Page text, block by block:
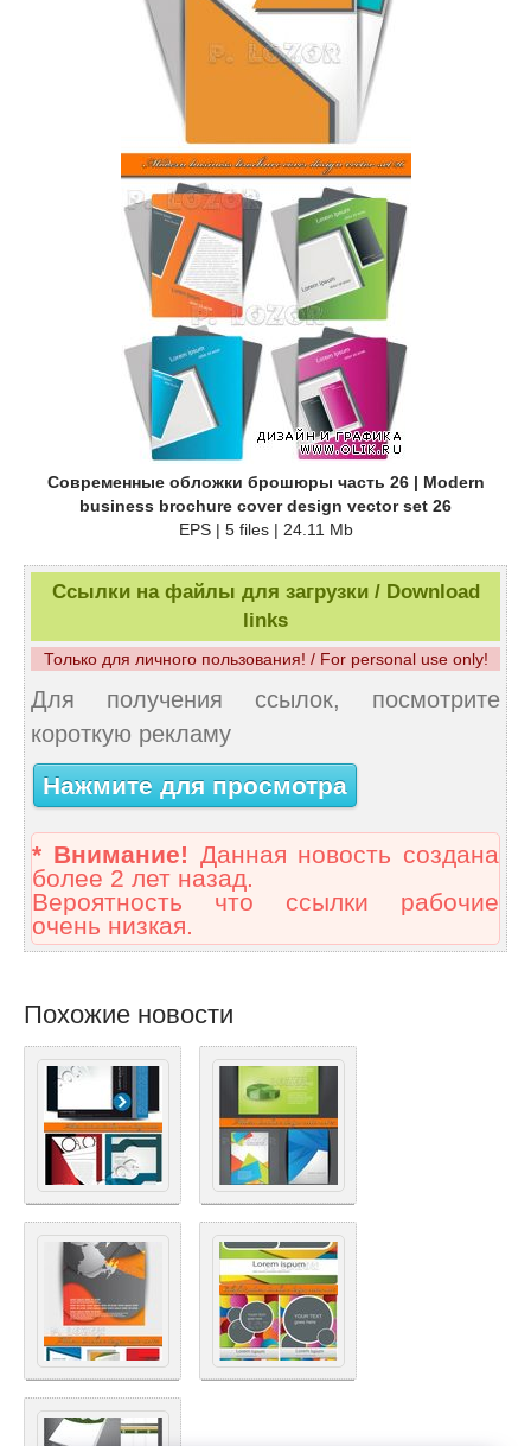
Современные обложки брошюры часть 26 | Modern
business brochure cover design vector set 26
EPS | 5 files | 24.11 Mb
Ссылки на файлы для загрузки / Download
links
Только для личного пользования! / For personal use only!
Для получения ссылок, посмотрите
короткую рекламу
Нажмите для просмотра
* Внимание! Данная новость создана
более 2 лет назад.
Вероятность что ссылки рабочие
очень низкая.
Похожие новости